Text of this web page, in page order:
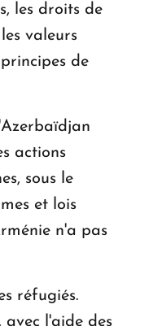
les droits de
valeurs
de
actions
sous le
et lois
n'a pas
réfugiés.
avec l'aide des